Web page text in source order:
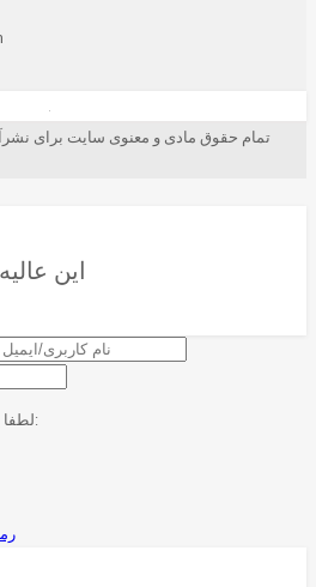
تمام حقوق مادی و معنوی سایت برای
این
لطفا پاسخ را به عدد انگلیسی وارد کنید: